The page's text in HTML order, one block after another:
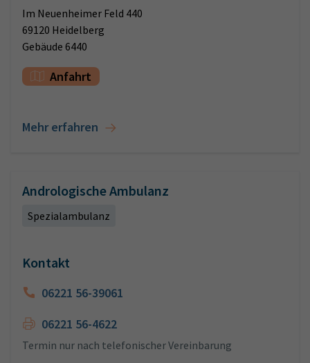
Im Neuenheimer Feld 440
69120 Heidelberg
Gebäude 6440
Anfahrt
Mehr erfahren
Andrologische Ambulanz
Spezialambulanz
Kontakt
06221 56-39061
06221 56-4622
Termin nur nach telefonischer Vereinbarung